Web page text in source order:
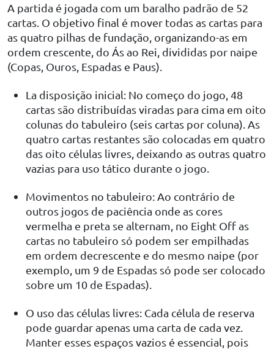
A partida é jogada com um baralho padrão de 52
cartas. O objetivo final é mover todas as cartas para
as quatro pilhas de fundação, organizando-as em
ordem crescente, do Ás ao Rei, divididas por naipe
(Copas, Ouros, Espadas e Paus).
La disposição inicial: No começo do jogo, 48
cartas são distribuídas viradas para cima em oito
colunas do tabuleiro (seis cartas por coluna). As
quatro cartas restantes são colocadas em quatro
das oito células livres, deixando as outras quatro
vazias para uso tático durante o jogo.
Movimentos no tabuleiro: Ao contrário de
outros jogos de paciência onde as cores
vermelha e preta se alternam, no Eight Off as
cartas no tabuleiro só podem ser empilhadas
em ordem decrescente e do mesmo naipe (por
exemplo, um 9 de Espadas só pode ser colocado
sobre um 10 de Espadas).
O uso das células livres: Cada célula de reserva
pode guardar apenas uma carta de cada vez.
Manter esses espaços vazios é essencial, pois